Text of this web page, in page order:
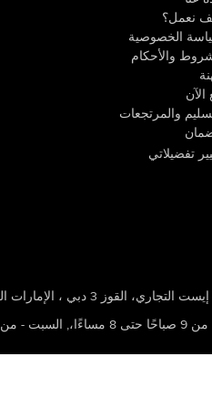
نعمل؟
الخصوصية
والأحكام
الآن
والمرتجعات
تفضيلاتي
, السبت - من 10 صباحًا حتى 8 مساءًا،